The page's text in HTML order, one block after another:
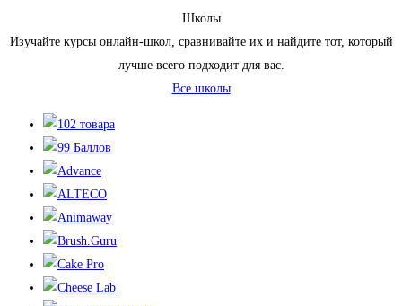
Школы
Изучайте курсы онлайн-школ, сравнивайте их и найдите тот, который
лучше всего подходит для вас.
Все школы